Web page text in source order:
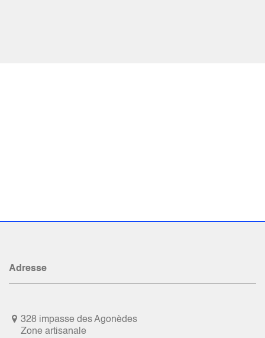
Adresse
328 impasse des Agonèdes
Zone artisanale